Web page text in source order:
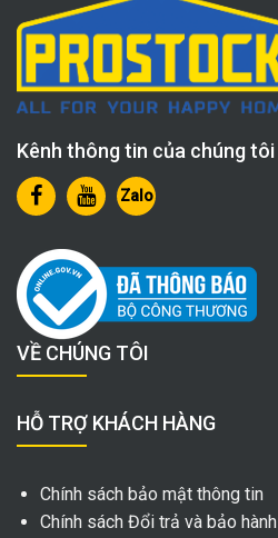
Kênh thông tin của chúng tôi
Zalo
VỀ CHÚNG TÔI
HỖ TRỢ KHÁCH HÀNG
Chính sách bảo mật thông tin
Chính sách Đổi trả và bảo hành